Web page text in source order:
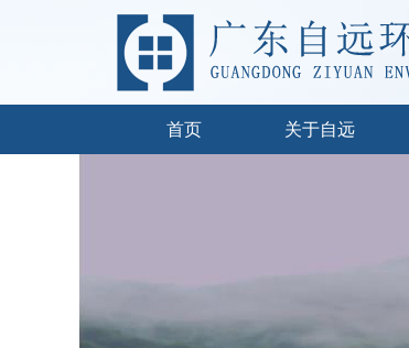
首页 关于自远